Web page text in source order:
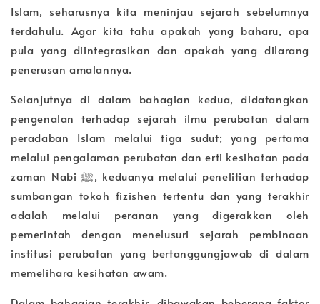
Islam, seharusnya kita meninjau sejarah sebelumnya
terdahulu. Agar kita tahu apakah yang baharu, apa
pula yang diintegrasikan dan apakah yang dilarang
penerusan amalannya.
Selanjutnya di dalam bahagian kedua, didatangkan
pengenalan terhadap sejarah ilmu perubatan dalam
peradaban Islam melalui tiga sudut; yang pertama
melalui pengalaman perubatan dan erti kesihatan pada
zaman Nabi ﷺ, keduanya melalui penelitian terhadap
sumbangan tokoh fizishen tertentu dan yang terakhir
adalah melalui peranan yang digerakkan oleh
pemerintah dengan menelusuri sejarah pembinaan
institusi perubatan yang bertanggungjawab di dalam
memelihara kesihatan awam.